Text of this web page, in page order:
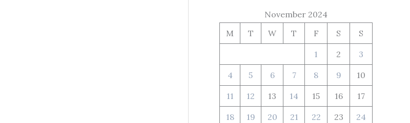
November 2024
M
T W T F S S
1 2 3
4 5 6 7 8 9 10
11 12 13 14 15 16 17
18 19 20 21 22 23 24